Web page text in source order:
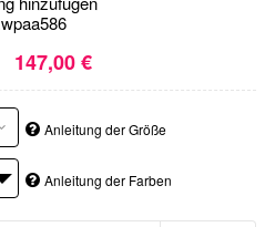
wpaa586
147,00 €
Anleitung der Größe
Anleitung der Farben